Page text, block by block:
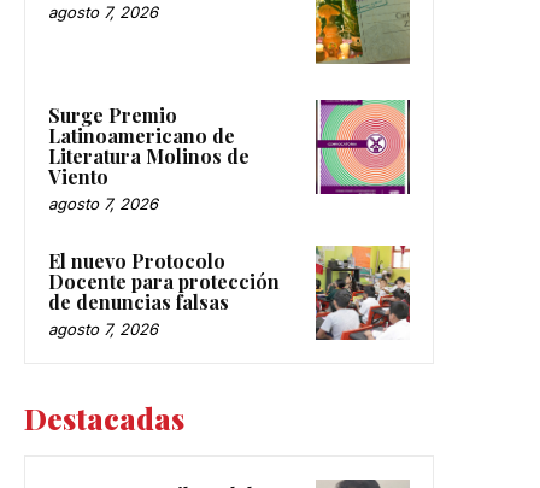
agosto 7, 2026
Surge Premio
Latinoamericano de
Literatura Molinos de
Viento
agosto 7, 2026
El nuevo Protocolo
Docente para protección
de denuncias falsas
agosto 7, 2026
Destacadas